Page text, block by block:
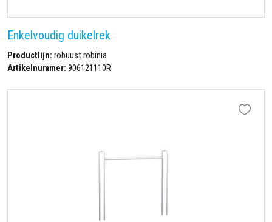
Enkelvoudig duikelrek
Productlijn: robuust robinia
Artikelnummer: 906121110R